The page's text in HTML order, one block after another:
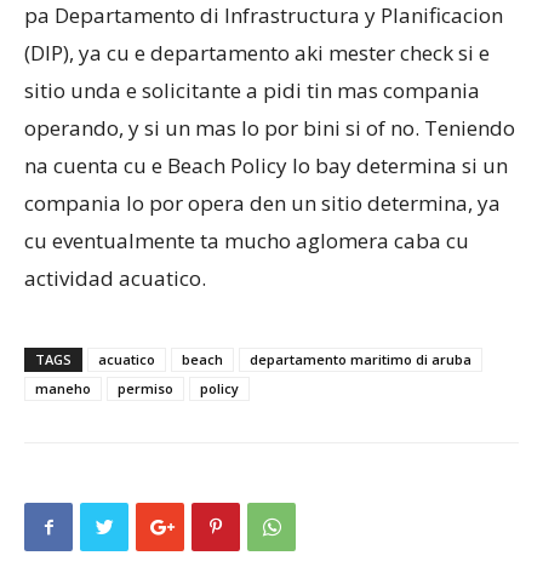
pa Departamento di Infrastructura y Planificacion
(DIP), ya cu e departamento aki mester check si e
sitio unda e solicitante a pidi tin mas compania
operando, y si un mas lo por bini si of no. Teniendo
na cuenta cu e Beach Policy lo bay determina si un
compania lo por opera den un sitio determina, ya
cu eventualmente ta mucho aglomera caba cu
actividad acuatico.
TAGS acuatico beach
departamento maritimo di aruba
maneho
permiso policy